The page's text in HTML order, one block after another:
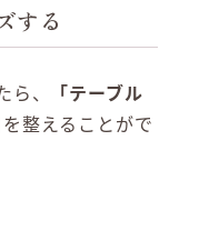
する
、
「テーブル
整えることがで